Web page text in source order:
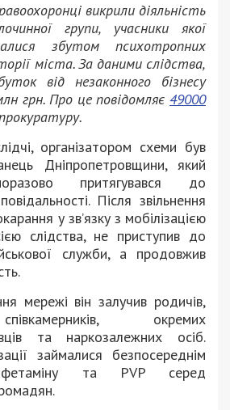
викрили діяльність
групи, учасники якої
збутом психотропних
міста. За даними слідства,
від незаконного бізнесу
грн. Про це повідомляє 49000
організатором схеми був
Дніпропетровщини, який
притягувався до
Після звільнення
у зв’язку з мобілізацією
слідства, не приступив до
служби, а продовжив
мережі він залучив родичів,
окремих
та наркозалежних осіб.
займалися безпосереднім
та PVP серед